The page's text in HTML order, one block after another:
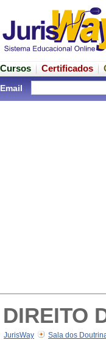
Cursos Certificados
Email
DIREITO
JurisWay Sala dos